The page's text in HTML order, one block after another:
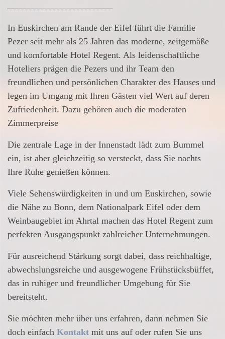
In Euskirchen am Rande der Eifel führt die Familie
Pezer seit mehr als 25 Jahren das moderne, zeitgemäße
und komfortable Hotel Regent. Als leidenschaftliche
Hoteliers prägen die Pezers und ihr Team den
freundlichen und persönlichen Charakter des Hauses und
legen im Umgang mit Ihren Gästen viel Wert auf deren
Zufriedenheit. Dazu gehören auch die moderaten
Zimmerpreise
Die zentrale Lage in der Innenstadt lädt zum Bummel
ein, ist aber gleichzeitig so versteckt, dass Sie nachts
Ihre Ruhe genießen können.
Viele Sehenswürdigkeiten in und um Euskirchen, sowie
die Nähe zu Bonn, dem Nationalpark Eifel oder dem
Weinbaugebiet im Ahrtal machen das Hotel Regent zum
perfekten Ausgangspunkt zahlreicher Unternehmungen.
Für ausreichend Stärkung sorgt dabei, dass reichhaltige,
abwechslungsreiche und ausgewogene Frühstücksbüffet,
das in ruhiger und freundlicher Umgebung für Sie
bereitsteht.
Sie möchten mehr über uns erfahren, dann nehmen Sie
doch einfach Kontakt mit uns auf oder rufen Sie uns